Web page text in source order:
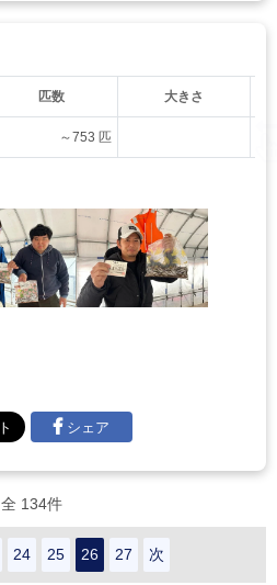
匹数 大きさ
～753 匹
シェア
全 134件
24 25 26 27 次